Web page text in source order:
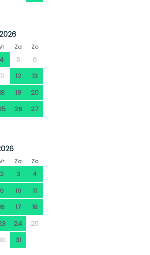
Za Zo
4 5
6
11 12
13
19
20
26
27
Za Zo
2 3
4
9 10
11
17
18
24
25
31